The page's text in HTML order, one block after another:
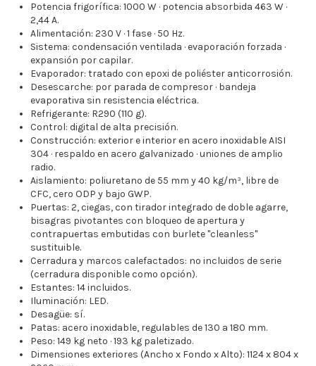
Potencia frigorífica: 1000 W · potencia absorbida 463 W ·
2,44 A.
Alimentación: 230 V · 1 fase · 50 Hz.
Sistema: condensación ventilada · evaporación forzada ·
expansión por capilar.
Evaporador: tratado con epoxi de poliéster anticorrosión.
Desescarche: por parada de compresor · bandeja
evaporativa sin resistencia eléctrica.
Refrigerante: R290 (110 g).
Control: digital de alta precisión.
Construcción: exterior e interior en acero inoxidable AISI
304 · respaldo en acero galvanizado · uniones de amplio
radio.
Aislamiento: poliuretano de 55 mm y 40 kg/m³, libre de
CFC, cero ODP y bajo GWP.
Puertas: 2, ciegas, con tirador integrado de doble agarre,
bisagras pivotantes con bloqueo de apertura y
contrapuertas embutidas con burlete "cleanless"
sustituible.
Cerradura y marcos calefactados: no incluidos de serie
(cerradura disponible como opción).
Estantes: 14 incluidos.
Iluminación: LED.
Desagüe: sí.
Patas: acero inoxidable, regulables de 130 a 180 mm.
Peso: 149 kg neto · 193 kg paletizado.
Dimensiones exteriores (Ancho x Fondo x Alto): 1124 x 804 x